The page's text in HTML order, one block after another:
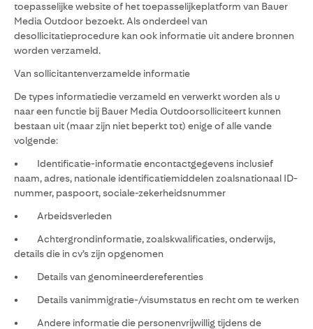
toepasselijke website of het toepasselijkeplatform van Bauer
Media Outdoor bezoekt. Als onderdeel van
desollicitatieprocedure kan ook informatie uit andere bronnen
worden verzameld.
Van sollicitantenverzamelde informatie
De types informatiedie verzameld en verwerkt worden als u
naar een functie bij Bauer Media Outdoorsolliciteert kunnen
bestaan uit (maar zijn niet beperkt tot) enige of alle vande
volgende:
• Identificatie-informatie encontactgegevens inclusief
naam, adres, nationale identificatiemiddelen zoalsnationaal ID-
nummer, paspoort, sociale-zekerheidsnummer
• Arbeidsverleden
• Achtergrondinformatie, zoalskwalificaties, onderwijs,
details die in cv’s zijn opgenomen
• Details van genomineerdereferenties
• Details vanimmigratie-/visumstatus en recht om te werken
• Andere informatie die personenvrijwillig tijdens de